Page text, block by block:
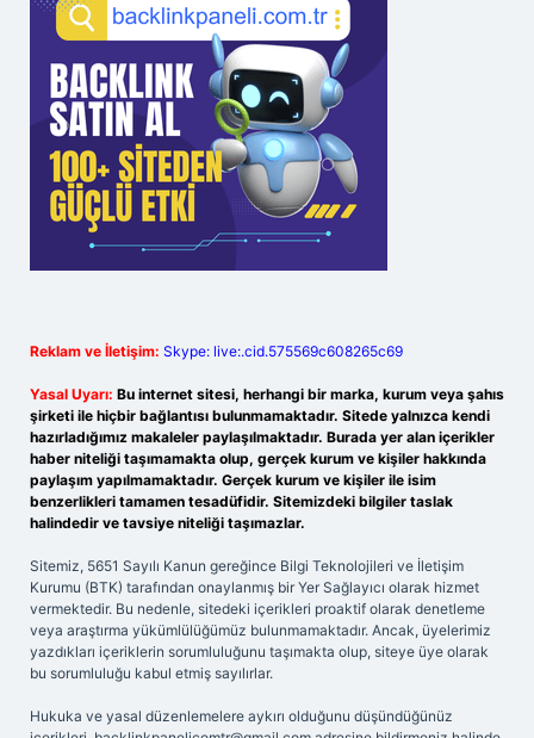
Reklam ve İletişim: Skype: live:.cid.575569c608265c69
Yasal Uyarı: Bu internet sitesi, herhangi bir marka, kurum veya şahıs
şirketi ile hiçbir bağlantısı bulunmamaktadır. Sitede yalnızca kendi
hazırladığımız makaleler paylaşılmaktadır. Burada yer alan içerikler
haber niteliği taşımamakta olup, gerçek kurum ve kişiler hakkında
paylaşım yapılmamaktadır. Gerçek kurum ve kişiler ile isim
benzerlikleri tamamen tesadüfidir. Sitemizdeki bilgiler taslak
halindedir ve tavsiye niteliği taşımazlar.
Sitemiz, 5651 Sayılı Kanun gereğince Bilgi Teknolojileri ve İletişim
Kurumu (BTK) tarafından onaylanmış bir Yer Sağlayıcı olarak hizmet
vermektedir. Bu nedenle, sitedeki içerikleri proaktif olarak denetleme
veya araştırma yükümlülüğümüz bulunmamaktadır. Ancak, üyelerimiz
yazdıkları içeriklerin sorumluluğunu taşımakta olup, siteye üye olarak
bu sorumluluğu kabul etmiş sayılırlar.
Hukuka ve yasal düzenlemelere aykırı olduğunu düşündüğünüz